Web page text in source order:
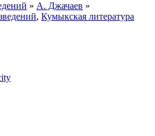
» А. Джачаев »
, Кумыкская литература